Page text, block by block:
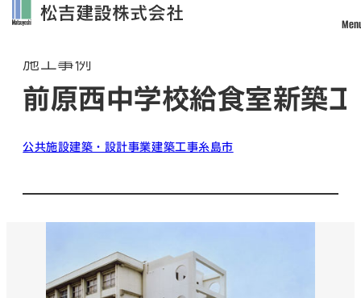
トップ
松吉建設について
管理・改修・リフォーム事業
施工実績
施工事例
前原西中学校給食室新築
公共施設建築・設計事業建築工事糸島市